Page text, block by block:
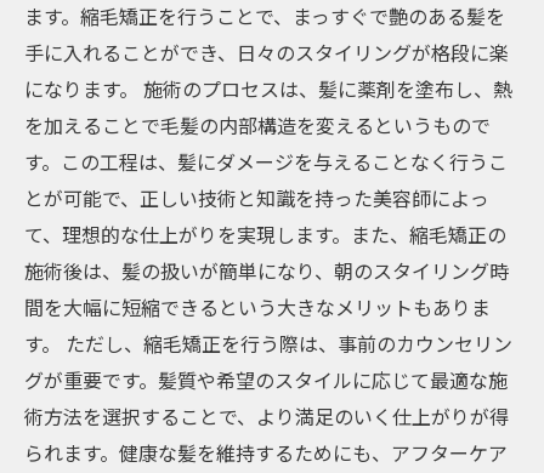
ます。縮毛矯正を行うことで、まっすぐで艶のある髪を
手に入れることができ、日々のスタイリングが格段に楽
になります。 施術のプロセスは、髪に薬剤を塗布し、熱
を加えることで毛髪の内部構造を変えるというもので
す。この工程は、髪にダメージを与えることなく行うこ
とが可能で、正しい技術と知識を持った美容師によっ
て、理想的な仕上がりを実現します。また、縮毛矯正の
施術後は、髪の扱いが簡単になり、朝のスタイリング時
間を大幅に短縮できるという大きなメリットもありま
す。 ただし、縮毛矯正を行う際は、事前のカウンセリン
グが重要です。髪質や希望のスタイルに応じて最適な施
術方法を選択することで、より満足のいく仕上がりが得
られます。健康な髪を維持するためにも、アフターケア